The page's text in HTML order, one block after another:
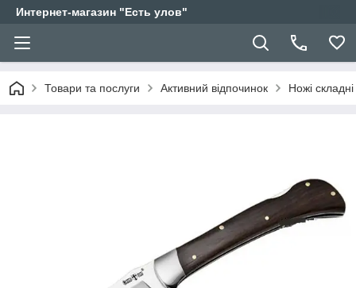
Интернет-магазин "Есть улов"
Товари та послуги Активний відпочинок Ножі складні